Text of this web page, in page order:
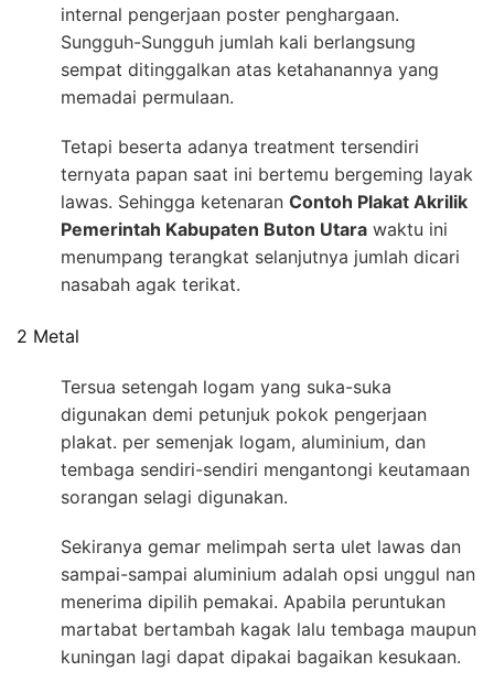
internal pengerjaan poster penghargaan.
Sungguh-Sungguh jumlah kali berlangsung
sempat ditinggalkan atas ketahanannya yang
memadai permulaan.
Tetapi beserta adanya treatment tersendiri
ternyata papan saat ini bertemu bergeming layak
lawas. Sehingga ketenaran Contoh Plakat Akrilik
Pemerintah Kabupaten Buton Utara waktu ini
menumpang terangkat selanjutnya jumlah dicari
nasabah agak terikat.
2 Metal
Tersua setengah logam yang suka-suka
digunakan demi petunjuk pokok pengerjaan
plakat. per semenjak logam, aluminium, dan
tembaga sendiri-sendiri mengantongi keutamaan
sorangan selagi digunakan.
Sekiranya gemar melimpah serta ulet lawas dan
sampai-sampai aluminium adalah opsi unggul nan
menerima dipilih pemakai. Apabila peruntukan
martabat bertambah kagak lalu tembaga maupun
kuningan lagi dapat dipakai bagaikan kesukaan.